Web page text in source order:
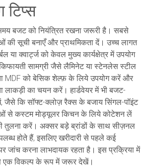
टिप्स
बजट को नियंत्रित रखना जरूरी है। सबसे
सूची बनाएँ और प्राथमिकता दें। उच्च लागत
या क्वार्ट्ज को केवल मुख्य कार्यक्षेत्र में उपयोग
सामग्री जैसे लैमिनेट या स्टेनलेस स्टील
MDF को बेसिक शेल्फ़ के लिये उपयोग करें और
लाकड़ी का चयन करें। हार्डवेयर में भी बजट-
जैसे कि सॉफ्ट-क्लोज़ रैक्स के बजाय सिंगल-पॉइंट
से कस्टम मोड्यूलर किचन के लिये कोटेशन लें
तुलना करें। अक्सर बड़े ब्रांडों के साथ सीज़नल
होते हैं, इसलिए खरीदारी से पहले कई
जांच करना लाभदायक रहता है। इस प्रक्रिया में
एक विकल्प के रूप में जरूर देखें।